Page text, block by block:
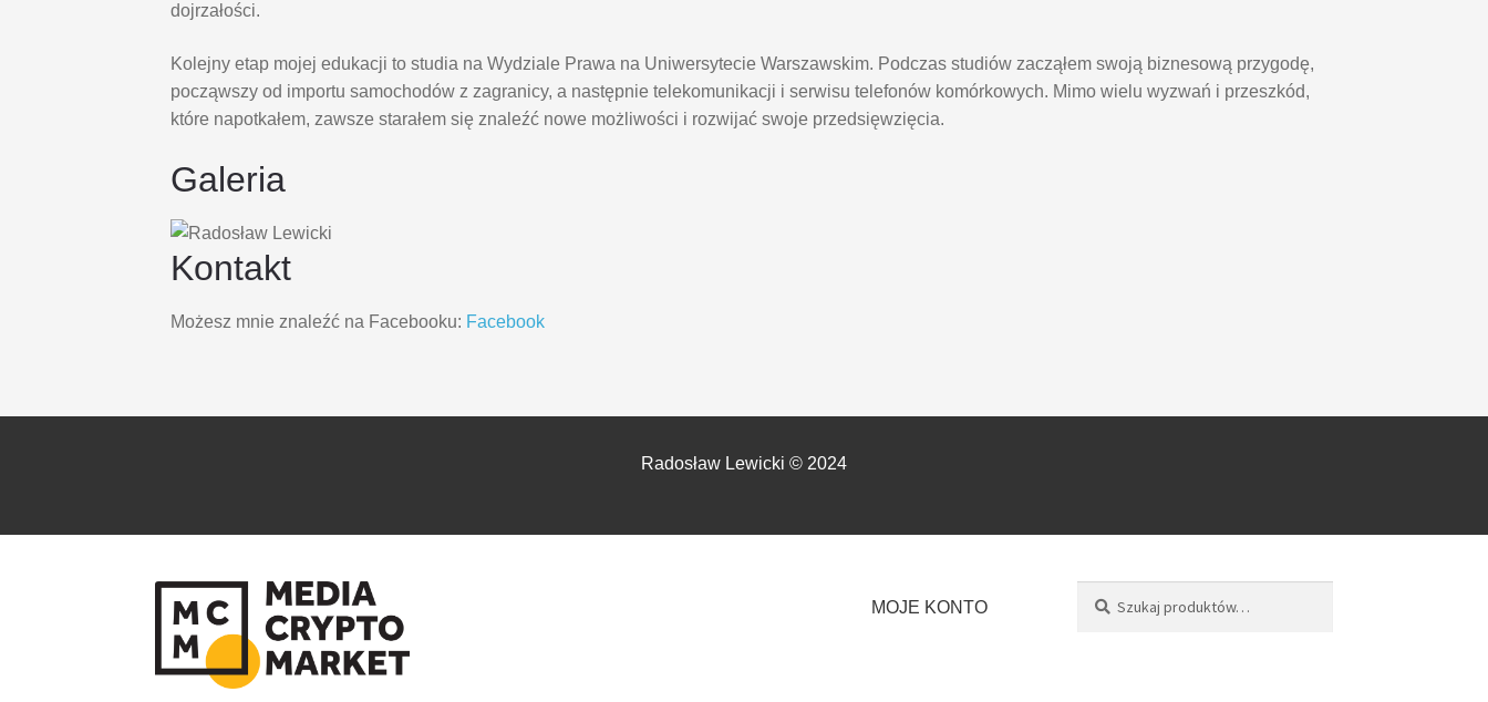
dojrzałości.
Kolejny etap mojej edukacji to studia na Wydziale Prawa na Uniwersytecie Warszawskim. Podczas studiów zacząłem swoją biznesową przygodę,
począwszy od importu samochodów z zagranicy, a następnie telekomunikacji i serwisu telefonów komórkowych. Mimo wielu wyzwań i przeszkód,
które napotkałem, zawsze starałem się znaleźć nowe możliwości i rozwijać swoje przedsięwzięcia.
Galeria
Kontakt
Możesz mnie znaleźć na Facebooku: Facebook
Radosław Lewicki © 2024
PRZEJDŹ
DO
NAWIGACJI
PRZEJDŹ
DO
TREŚCI
MOJE KONTO